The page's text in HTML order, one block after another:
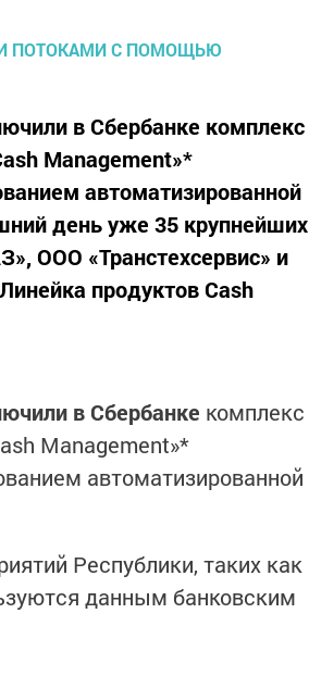
в Сбербанке комплекс
Management»*
автоматизированной
день уже 35 крупнейших
ООО «Транстехсервис» и
продуктов Cash
в Сбербанке комплекс
Management»*
автоматизированной
Республики, таких как
данным банковским